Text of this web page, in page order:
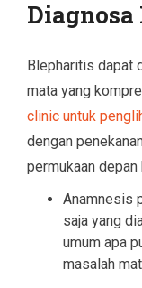
Blepharitis dapat
mata yang
clinic untuk
dengan
permukaan
Anamnesis
saja yang
umum apa
masalah